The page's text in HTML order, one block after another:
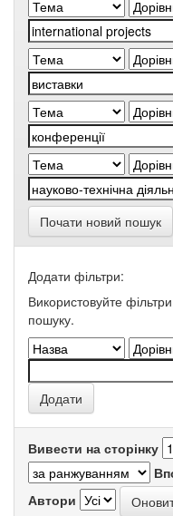
Почати новий пошук
Додати фільтри:
Використовуйте
пошуку.
Вивести на сторінку
Автори